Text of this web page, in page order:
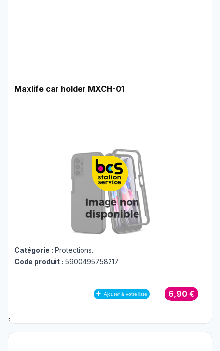
Maxlife car holder MXCH-01
Catégorie : Protections.
Code produit : 5900495758217
Ajouter à votre liste 6,90 €
;